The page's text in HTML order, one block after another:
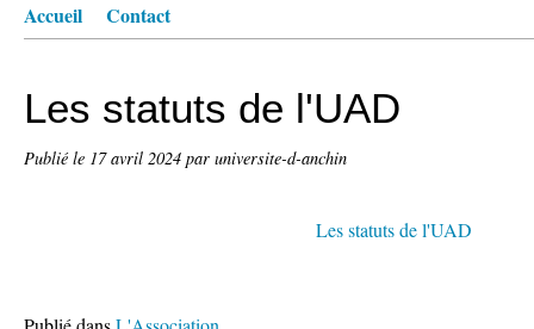
Accueil Contact
Les statuts de l'UAD
Publié le 17 avril 2024 par universite-d-anchin
Les statuts de l'UAD